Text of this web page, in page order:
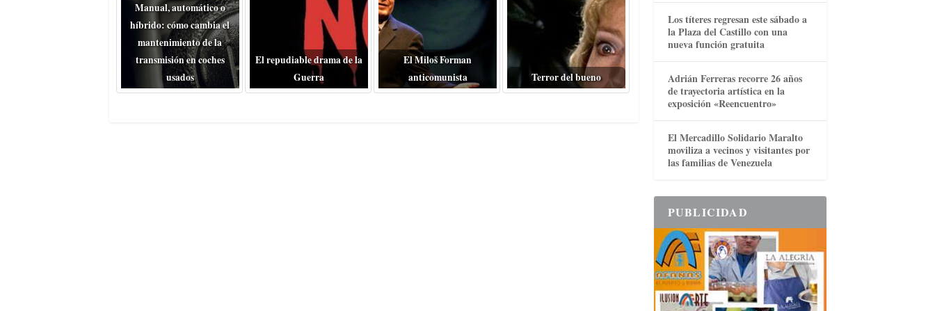
Manual, automático o
híbrido: cómo cambia el
mantenimiento de la
transmisión en coches
usados
El repudiable drama de la
Guerra
El Miloš Forman
anticomunista
Terror del bueno
Los títeres regresan este sábado a
la Plaza del Castillo con una
nueva función gratuita
Adrián Ferreras recorre 26 años
de trayectoria artística en la
exposición «Reencuentro»
El Mercadillo Solidario Maralto
moviliza a vecinos y visitantes por
las familias de Venezuela
PUBLICIDAD